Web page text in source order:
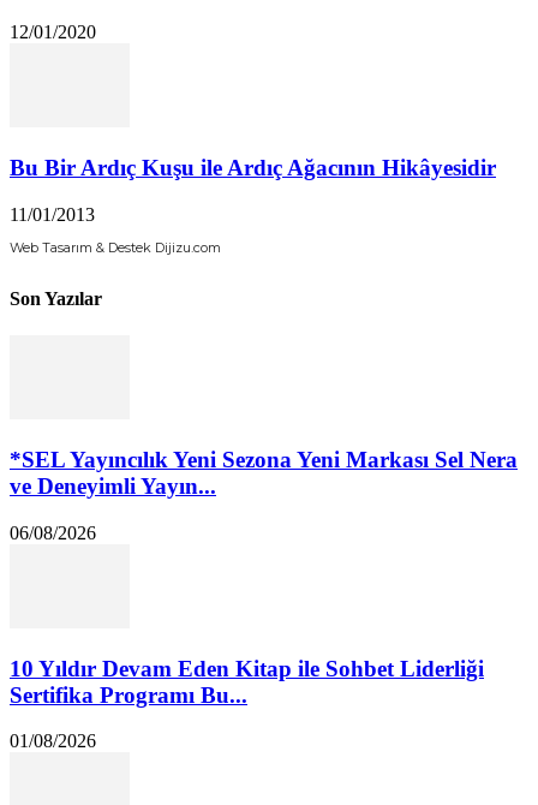
12/01/2020
Bu Bir Ardıç Kuşu ile Ardıç Ağacının Hikâyesidir
11/01/2013
Web Tasarım & Destek Dijizu.com
Son Yazılar
*SEL Yayıncılık Yeni Sezona Yeni Markası Sel Nera
ve Deneyimli Yayın...
06/08/2026
10 Yıldır Devam Eden Kitap ile Sohbet Liderliği
Sertifika Programı Bu...
01/08/2026